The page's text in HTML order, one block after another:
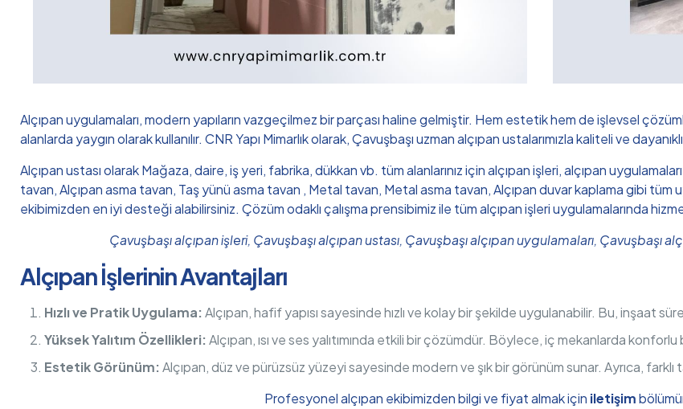
Alçıpan uygulamaları, modern yapıların vazgeçilmez bir parçası haline gelmiştir. Hem estetik hem de işlevsel
alanlarda yaygın olarak kullanılır. CNR Yapı Mimarlık olarak, Çavuşbaşı uzman alçıpan ustalarımızla kaliteli ve
Alçıpan ustası olarak Mağaza, daire, iş yeri, fabrika, dükkan vb. tüm alanlarınız için alçıpan işleri, alçıpan
tavan, Alçıpan asma tavan, Taş yünü asma tavan , Metal tavan, Metal asma tavan, Alçıpan duvar kaplama gibi tüm
ekibimizden en iyi desteği alabilirsiniz. Çözüm odaklı çalışma prensibimiz ile tüm alçıpan işleri uygulamalarında
Çavuşbaşı alçıpan işleri, Çavuşbaşı alçıpan ustası, Çavuşbaşı alçıpan uygulamaları, Çavuşbaşı
Alçıpan İşlerinin Avantajları
Hızlı ve Pratik Uygulama:Alçıpan, hafif yapısı sayesinde hızlı ve kolay bir şekilde uygulanabilir. Bu, inşaat
Yüksek Yalıtım Özellikleri:Alçıpan, ısı ve ses yalıtımında etkili bir çözümdür. Böylece, iç mekanlarda konforlu
Estetik Görünüm:Alçıpan, düz ve pürüzsüz yüzeyi sayesinde modern ve şık bir görünüm sunar. Ayrıca,
Profesyonel alçıpan ekibimizden bilgi ve fiyat almak için iletişim